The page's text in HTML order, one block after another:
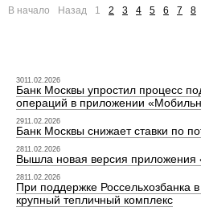
В начало Назад 1 2 3 4 5 6 7 8
3011.02.2026
Банк Москвы упростил процесс
операций в приложении
2911.02.2026
Банк Москвы снижает ставки по
2811.02.2026
Вышла новая версия приложения
2811.02.2026
При поддержке Россельхозбанка
крупный тепличный комплекс